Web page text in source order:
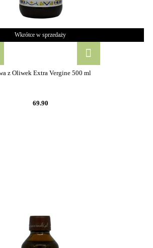
Wkrótce w sprzedaży
z Oliwek Extra Vergine 500 ml
69.90